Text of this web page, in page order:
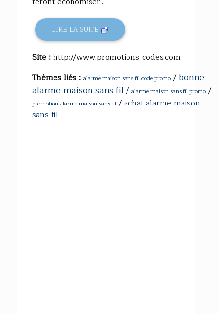
LIRE LA SUITE
Site :http://www.promotions-codes.com
Thèmes liés : alarme maison sans fil code promo /bonne
alarme maison sans fil/ alarme maison sans fil promo /
promotion alarme maison sans fil /achat alarme maison
sans fil